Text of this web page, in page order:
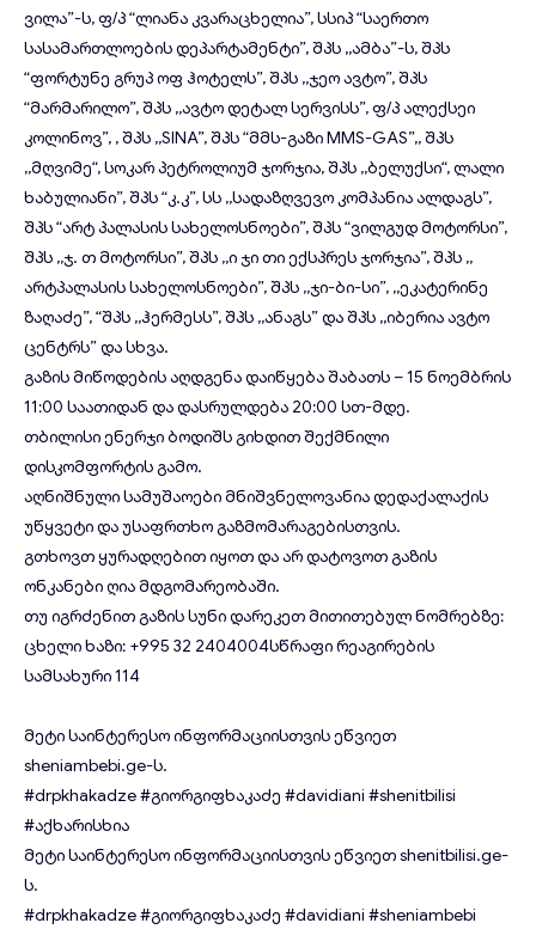
ვილა”-ს, ფ/პ “ლიანა კვარაცხელია”, სსიპ “საერთო
სასამართლოების დეპარტამენტი”, შპს ,,ამბა”-ს, შპს
“ფორტუნე გრუპ ოფ ჰოტელს”, შპს ,,ჯეო ავტო”, შპს
“მარმარილო”, შპს ,,ავტო დეტალ სერვისს”, ფ/პ ალექსეი
კოლინოვ”, , შპს ,,SINA”, შპს “მმს-გაზი MMS-GAS”,, შპს
,,მღვიმე“, სოკარ პეტროლიუმ ჯორჯია, შპს ,,ბელუქსი“, ლალი
ხაბულიანი”, შპს “კ.კ”, სს ,,სადაზღვევო კომპანია ალდაგს”,
შპს “არტ პალასის სახელოსნოები”, შპს “ვილგუდ მოტორსი”,
შპს ,,ჯ. თ მოტორსი”, შპს ,,ი ჯი თი ექსპრეს ჯორჯია”, შპს ,,
არტპალასის სახელოსნოები”, შპს ,,ჯი-ბი-სი”, ,,ეკატერინე
ზაღაძე”, “შპს ,,ჰერმესს”, შპს ,,ანაგს” და შპს ,,იბერია ავტო
ცენტრს” და სხვა.
გაზის მიწოდების აღდგენა დაიწყება შაბათს – 15 ნოემბრის
11:00 საათიდან და დასრულდება 20:00 სთ-მდე.
თბილისი ენერჯი ბოდიშს გიხდით შექმნილი
დისკომფორტის გამო.
აღნიშნული სამუშაოები მნიშვნელოვანია დედაქალაქის
უწყვეტი და უსაფრთხო გაზმომარაგებისთვის.
გთხოვთ ყურადღებით იყოთ და არ დატოვოთ გაზის
ონკანები ღია მდგომარეობაში.
თუ იგრძენით გაზის სუნი დარეკეთ მითითებულ ნომრებზე:
ცხელი ხაზი: +995 32 2404004სწრაფი რეაგირების
სამსახური 114
მეტი საინტერესო ინფორმაციისთვის ეწვიეთ
sheniambebi.ge-ს.
#drpkhakadze#გიორგიფხაკაძე #davidiani #shenitbilisi
#აქხარისხია
მეტი საინტერესო ინფორმაციისთვის ეწვიეთshenitbilisi.ge-
ს.
#drpkhakadze#გიორგიფხაკაძე #davidiani #sheniambebi